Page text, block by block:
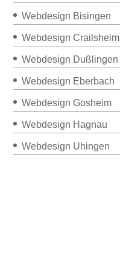
Webdesign Bisingen
Webdesign Crailsheim
Webdesign Dußlingen
Webdesign Eberbach
Webdesign Gosheim
Webdesign Hagnau
Webdesign Uhingen